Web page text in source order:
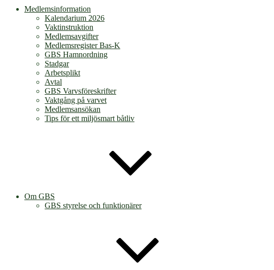
Medlemsinformation
Kalendarium 2026
Vaktinstruktion
Medlemsavgifter
Medlemsregister Bas-K
GBS Hamnordning
Stadgar
Arbetsplikt
Avtal
GBS Varvsföreskrifter
Vaktgång på varvet
Medlemsansökan
Tips för ett miljösmart båtliv
Om GBS
GBS styrelse och funktionärer